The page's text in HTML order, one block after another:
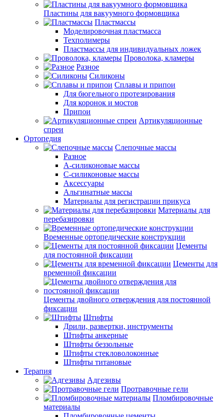
Пластины для вакуумного формовщика
Пластмассы
Моделировочная пластмасса
Техполимеры
Пластмассы для индивидуальных ложек
Проволока, кламеры
Разное
Силиконы
Сплавы и припои
Для бюгельного протезирования
Для коронок и мостов
Припои
Артикуляционные
спреи
Ортопедия
Слепочные массы
Разное
А-силиконовые массы
С-силиконовые массы
Аксессуары
Альгинатные массы
Материалы для регистрации прикуса
Материалы для
перебазировки
Временные ортопедические конструкции
Цементы
для постоянной фиксации
Цементы для
временной фиксации
Цементы двойного отверждения для постоянной
фиксации
Штифты
Дрили, развертки, инструменты
Штифты анкерные
Штифты беззольные
Штифты стекловолоконные
Штифты титановые
Терапия
Адгезивы
Протравочные гели
Пломбировочные
материалы